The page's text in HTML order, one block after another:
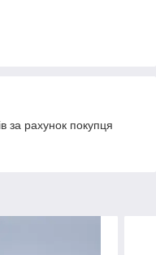
за рахунок покупця